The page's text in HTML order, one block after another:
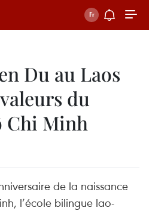
Du au Laos
du
Chi Minh
de la naissance
l’école bilingue lao-